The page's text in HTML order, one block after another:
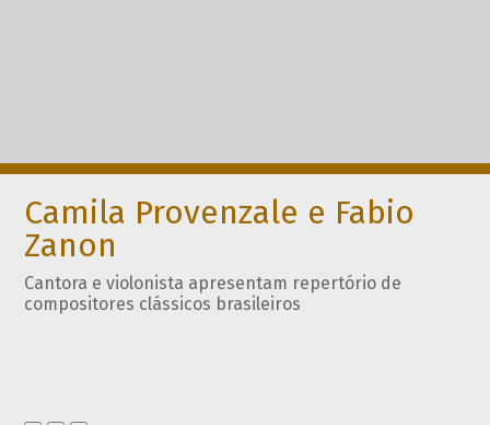
Camila Provenzale e Fabio
Zanon
Cantora e violonista apresentam repertório de
compositores clássicos brasileiros